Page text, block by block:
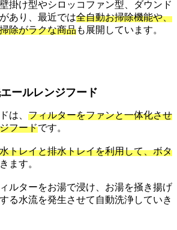
掛け型やシロッコファン型、ダウンド
あり、最近では全自動お掃除機能や、
除がラクな商品も展開しています。
ールレンジフード
は、 フィルターをファンと一体化させ
フードです。
トレイと排水トレイを利用して、ボタ
ます。
ルターをお湯で浸け、お湯を掻き揚げ
る水流を発生させて自動洗浄していき